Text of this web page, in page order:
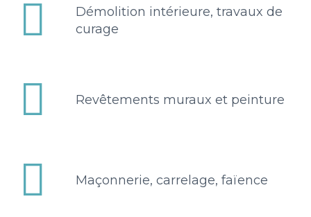


Démolition intérieure, travaux de
curage

 Revêtements muraux et peinture

 Maçonnerie, carrelage, faïence